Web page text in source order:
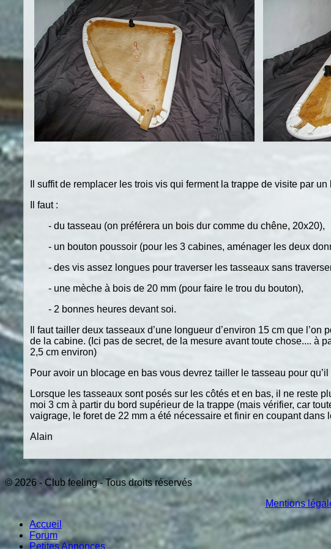
Il suffit de remplacer les trois vis qui ferment la trappe de visite par
Il faut :
- du tasseau (on préférera un bois dur comme du chêne, 20x20),
- un bouton poussoir (pour les 3 cabines, aménager les deux
- des vis assez longues pour traverser les tasseaux sans
- une mèche à bois de 20 mm (pour faire le trou du bouton),
- 2 bonnes heures devant soi.
Il faut tailler deux tasseaux d’une longueur d’environ 15 cm que
de la cabine. (Ici pas de secret, de la mesure avant toute chose.... à
2,5 cm environ)
Pour avoir un blocage en bas vous devrez tailler le tasseau pour
Lorsque les tasseaux sont posés sur les côtés et en bas, il ne reste
moi 3 cm à partir du bord supérieur de la trappe (mais vérifier, car
vaigrage, le foret de 22 mm a été nécessaire et finir en coupant
Alain
© 2026 - Club feeling - Tous droits réservés
Mentions
Accueil
Forum
Petites Annonces